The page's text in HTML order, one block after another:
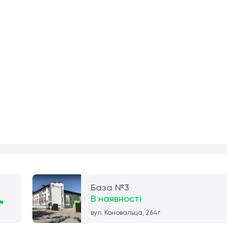
База №3
В наявності
вул. Коновальца, 264г